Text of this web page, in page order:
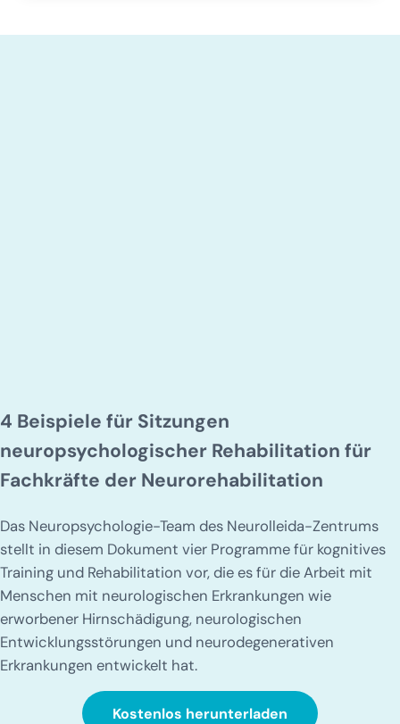
4 Beispiele für Sitzungen
neuropsychologischer Rehabilitation für
Fachkräfte der Neurorehabilitation
Das Neuropsychologie-Team des Neurolleida-Zentrums
stellt in diesem Dokument vier Programme für kognitives
Training und Rehabilitation vor, die es für die Arbeit mit
Menschen mit neurologischen Erkrankungen wie
erworbener Hirnschädigung, neurologischen
Entwicklungsstörungen und neurodegenerativen
Erkrankungen entwickelt hat.
Kostenlos herunterladen